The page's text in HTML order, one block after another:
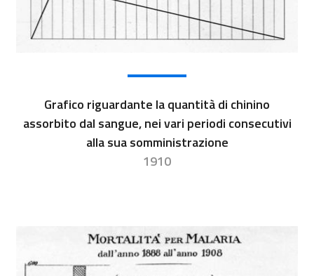
Grafico riguardante la quantità di chinino
assorbito dal sangue, nei vari periodi consecutivi
alla sua somministrazione
1910